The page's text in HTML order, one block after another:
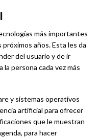
más importantes
años. Esta les da
del usuario y de ir
persona cada vez más
y sistemas operativos
artificial para ofrecer
que le muestran
para hacer